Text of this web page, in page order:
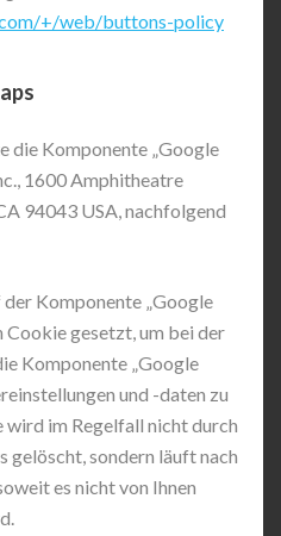
+/web/buttons-policy
die Komponente „Google
1600 Amphitheatre
94043 USA, nachfolgend
Komponente „Google
Cookie gesetzt, um bei der
Komponente „Google
und -daten zu
im Regelfall nicht durch
gelöscht, sondern läuft nach
es nicht von Ihnen